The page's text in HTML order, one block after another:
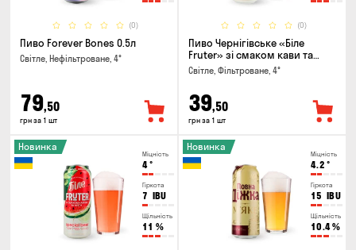
(0)
Пиво Forever Bones 0.5л
Світле, Нефільтроване, 4°
79,50
грн за 1 шт
(0)
Пиво Чернігівське «Біле
Fruter» зі смаком кави та
апельсину 0.5л
Світле, Фільтроване, 4°
39,50
грн за 1 шт
Міцність
4°
Гіркота
7 IBU
Щільність
11 %
Новинка
Міцність
4.2 °
Гіркота
15 IBU
Щільність
10.4%
Новинка